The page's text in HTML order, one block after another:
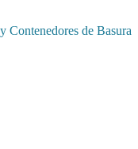
Contenedores de Basura